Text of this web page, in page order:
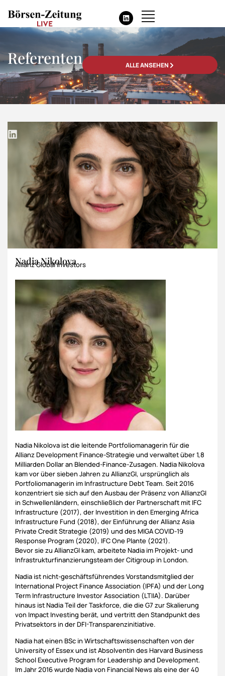
Referenten ALLE ANSEHEN
Nadia Nikolova
Allianz Global Investors
Nadia Nikolova ist die leitende Portfoliomanagerin für die
Allianz Development Finance-Strategie und verwaltet über 1,8
Milliarden Dollar an Blended-Finance-Zusagen. Nadia Nikolova
kam vor über sieben Jahren zu AllianzGI, ursprünglich als
Portfoliomanagerin im Infrastructure Debt Team. Seit 2016
konzentriert sie sich auf den Ausbau der Präsenz von AllianzGI
in Schwellenländern, einschließlich der Partnerschaft mit IFC
Infrastructure (2017), der Investition in den Emerging Africa
Infrastructure Fund (2018), der Einführung der Allianz Asia
Private Credit Strategie (2019) und des MIGA COVID-19
Response Program (2020), IFC One Plante (2021).
Bevor sie zu AllianzGI kam, arbeitete Nadia im Projekt- und
Infrastrukturfinanzierungsteam der Citigroup in London.
Nadia ist nicht-geschäftsführendes Vorstandsmitglied der
International Project Finance Association (IPFA) und der Long
Term Infrastructure Investor Association (LTIIA). Darüber
hinaus ist Nadia Teil der Taskforce, die die G7 zur Skalierung
von Impact Investing berät, und vertritt den Standpunkt des
Privatsektors in der DFI-Transparenzinitiative.
Nadia hat einen BSc in Wirtschaftswissenschaften von der
University of Essex und ist Absolventin des Harvard Business
School Executive Program for Leadership and Development.
Im Jahr 2016 wurde Nadia von Financial News als eine der 40